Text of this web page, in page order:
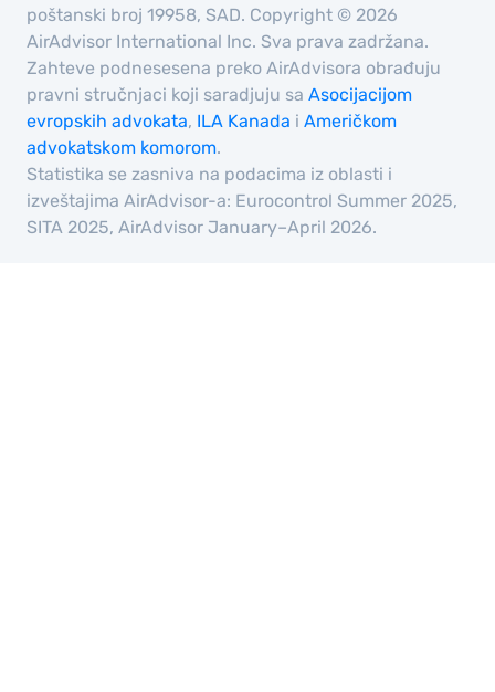
poštanski broj 19958, SAD. Copyright © 2026
AirAdvisor International Inc. Sva prava zadržana.
Zahteve podnesesena preko AirAdvisora obrađuju
pravni stručnjaci koji saradjuju sa Asocijacijom
evropskih advokata, ILA Kanada i Američkom
advokatskom komorom.
Statistika se zasniva na podacima iz oblasti i
izveštajima AirAdvisor-a: Eurocontrol Summer 2025,
SITA 2025, AirAdvisor January–April 2026.